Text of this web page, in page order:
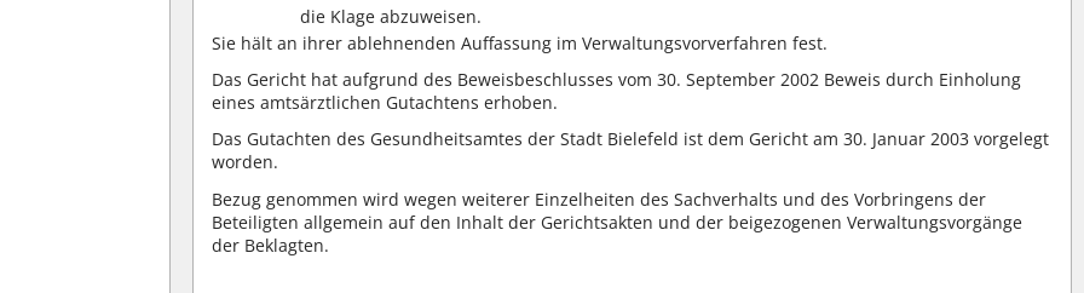
die Klage abzuweisen.
Sie hält an ihrer ablehnenden Auffassung im Verwaltungsvorverfahren fest.
Das Gericht hat aufgrund des Beweisbeschlusses vom 30. September 2002 Beweis durch Einholung
eines amtsärztlichen Gutachtens erhoben.
Das Gutachten des Gesundheitsamtes der Stadt Bielefeld ist dem Gericht am 30. Januar 2003 vorgelegt
worden.
Bezug genommen wird wegen weiterer Einzelheiten des Sachverhalts und des Vorbringens der
Beteiligten allgemein auf den Inhalt der Gerichtsakten und der beigezogenen Verwaltungsvorgänge
der Beklagten.